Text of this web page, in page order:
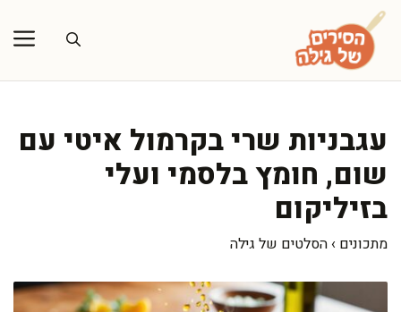
לדלג
לתוכן
עגבניות שרי בקרמול איטי עם
שום, חומץ בלסמי ועלי
בזיליקום
מתכונים › הסלטים של גילה